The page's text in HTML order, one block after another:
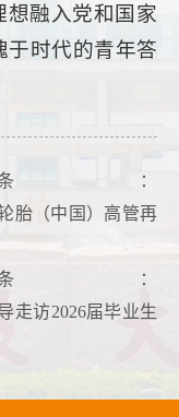
想融入党和国家
于时代的青年答
：
胎（中国）高管再
：
访2026届毕业生